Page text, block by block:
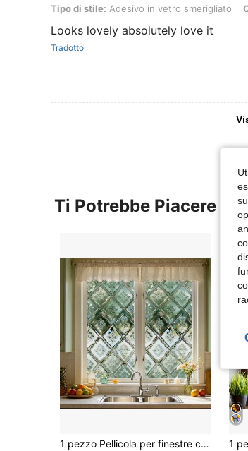
Tipo di stile: Adesivo in vetro smerigliato,
Tipo di stile: Adesivo in vetro smerigliato
Looks lovely absolutely love it
Tradotto
Ti Potrebbe Piacere
1 pezzo Pellicola per finestre con adsorbimento elettrostatico per la privacy, adesivo in vinile con motivo a diamante e vetro smerigliato, adatto per soggiorno, camera da letto e bagno, decorazione per la casa.